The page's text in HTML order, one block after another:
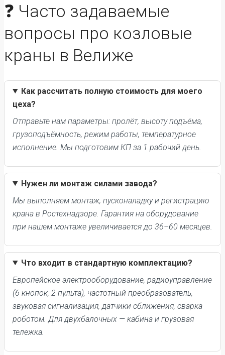
❓ Часто задаваемые
вопросы про козловые
краны в Велиже
Как рассчитать полную стоимость для моего
цеха?
Отправьте нам параметры: пролёт, высоту подъёма,
грузоподъёмность, режим работы, температурное
исполнение. Мы подготовим КП за 1 рабочий день.
Нужен ли монтаж силами завода?
Мы выполняем монтаж, пусконаладку и регистрацию
крана в Ростехнадзоре. Гарантия на оборудование
при нашем монтаже увеличивается до 36–60 месяцев.
Что входит в стандартную комплектацию?
Европейское электрооборудование, радиоуправление
(6 кнопок, 2 пульта), частотный преобразователь,
звуковая сигнализация, датчики сближения, сварка
роботом. Для двухбалочных — кабина и грузовая
тележка.